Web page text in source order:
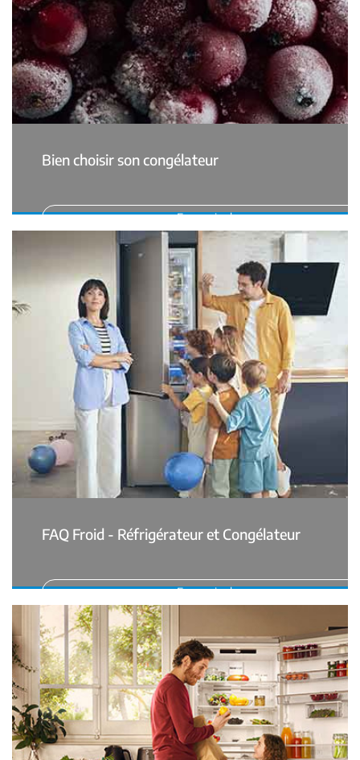
Bien choisir son congélateur
En savoir plus
FAQ Froid - Réfrigérateur et Congélateur
En savoir plus